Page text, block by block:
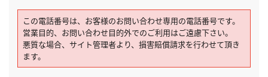
この電話番号は、お客様のお問い合わせ専用の電話番号です。
営業目的、お問い合わせ目的外でのご利用はご遠慮下さい。
悪質な場合、サイト管理者より、損害賠償請求を行わせて頂き
ます。